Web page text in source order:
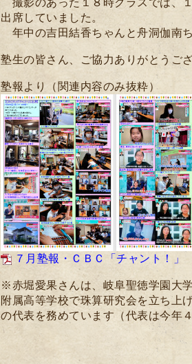
出席していました。
年中の吉田結香ちゃんと舟洞伽南
塾生の皆さん、ご協力ありがとうござ
塾報より（関連内容のみ抜粋）
７月塾報・ＣＢＣ「チャント！」
※赤堀愛果さんは、岐阜聖徳学園大
附属高等学校で珠算研究会を立ち上
の代表を務めています（代表は今年４